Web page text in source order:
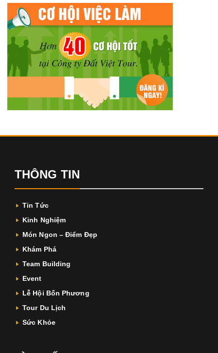
THÔNG TIN
Tin Tức
Kinh Nghiệm
Món Ngon – Điểm Đẹp
Khám Phá
Team Building
Event
Lễ Hội Bốn Phương
Tour Du Lịch
Sức Khỏe